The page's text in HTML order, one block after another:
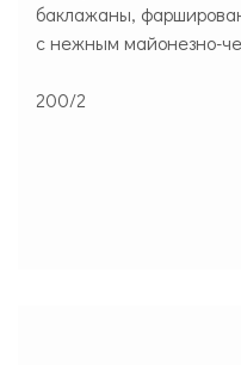
баклажаны,
с нежным майонезно-
200/2